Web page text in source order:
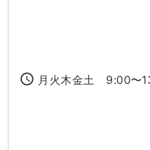
access_time 月火木金土 9:00〜